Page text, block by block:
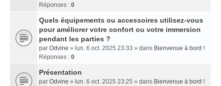
Réponses : 0
Quels équipements ou accessoires utilisez-vous
pour améliorer votre confort ou votre immersion
pendant les parties ?
par Odvine » lun. 6 oct. 2025 23:33 » dans Bienvenue à bord !
Réponses : 0
Présentation
par Odvine » lun. 6 oct. 2025 23:25 » dans Bienvenue à bord !